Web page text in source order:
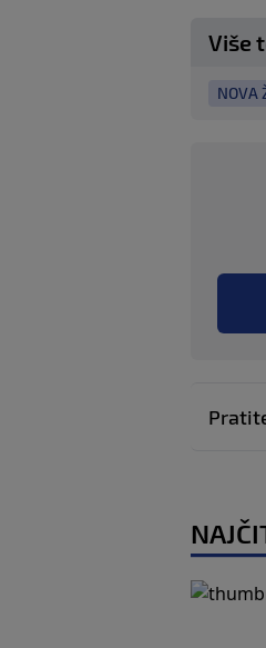
Više
NOVA